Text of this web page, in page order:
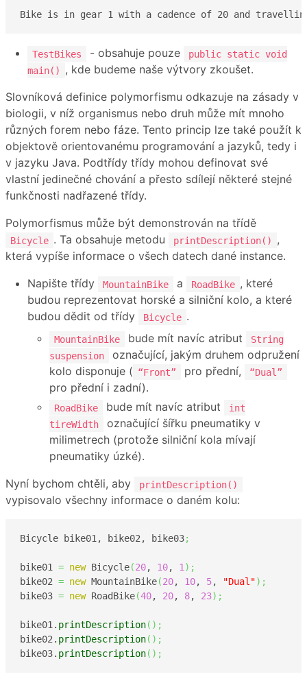
Bike is in gear 1 with a cadence of 20 and
TestBikes - obsahuje pouze
public static void
main()
, kde budeme naše výtvory zkoušet.
Slovníková definice polymorfismu odkazuje na zásady v
biologii, v níž organismus nebo druh může mít mnoho
různých forem nebo fáze. Tento princip lze také použít k
objektově orientovanému programování a jazyků, tedy i
v jazyku Java. Podtřídy třídy mohou definovat své
vlastní jedinečné chování a přesto sdílejí některé stejné
funkčnosti nadřazené třídy.
Polymorfismus může být demonstrován na třídě
Bicycle . Ta obsahuje metodu printDescription()
,
která vypíše informace o všech datech dané instance.
Napište třídy
MountainBike a RoadBike , které
budou reprezentovat horské a silniční kolo, a které
budou dědit od třídy
Bicycle .
MountainBike bude mít navíc atribut
String
suspension
označující, jakým druhem odpružení
kolo disponuje ( “Front” pro přední, “Dual”
pro přední i zadní).
RoadBike bude mít navíc atribut
int
tireWidth
označující šířku pneumatiky v
milimetrech (protože silniční kola mívají
pneumatiky úzké).
Nyní bychom chtěli, aby
printDescription()
vypisovalo všechny informace o daném kolu:
Bicycle bike01, bike02, bike03;
bike01 = new Bicycle(20, 10, 1 ) ;
bike02 = new MountainBike(20, 10, 5, "Dual") ;
bike03 = new RoadBike(40, 20, 8, 23) ;
bike01. printDescription( ) ;
bike02. printDescription( ) ;
bike03. printDescription( ) ;